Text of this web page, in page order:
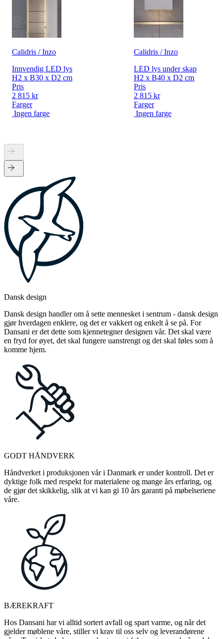
Calidris / Inzo
Innvendig LED lys
H2 x B30 x D2 cm
Pris
2 815 kr
Farger
Ingen farge
Calidris / Inzo
LED lys under skap
H2 x B40 x D2 cm
Pris
2 815 kr
Farger
Ingen farge
Dansk design
Dansk design handler om å sette mennesket i sentrum - dansk design
gjør hverdagen enklere, og det er vakkert og enkelt å se på. For
Dansani er det dette som kjennetegner designen vår. Det skal være
en fryd for øyet, det skal fungere uanstrengt og det skal føles som å
komme hjem.
GODT HÅNDVERK
Håndverket i produksjonen vår i Danmark er under kontroll. Det er
dyktige folk med respekt for materialene og mange års erfaring, og
de gjør det skikkelig, slik at vi kan gi 10 års garanti på møbelseriene
våre.
BÆREKRAFT
Hos Dansani har vi alltid sortert avfall og spart varme, og når det
gjelder møblene våre, stiller vi krav til oss selv og leverandørene